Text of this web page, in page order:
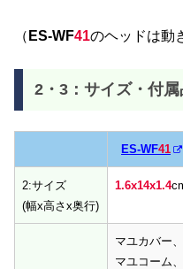
（ ES-WF41のヘッドは動
2・3：サイズ・付属
ES-WF41
2:サイズ
(幅x高さx奥行)
1.6x14x1.4
マユカバー、
マユコーム、